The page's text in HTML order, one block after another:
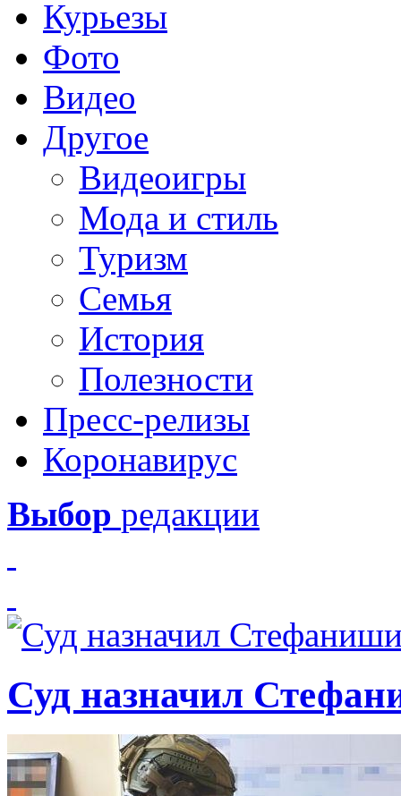
Курьезы
Фото
Видео
Другое
Видеоигры
Мода и стиль
Туризм
Семья
История
Полезности
Пресс-релизы
Коронавирус
Выбор редакции
Суд назначил